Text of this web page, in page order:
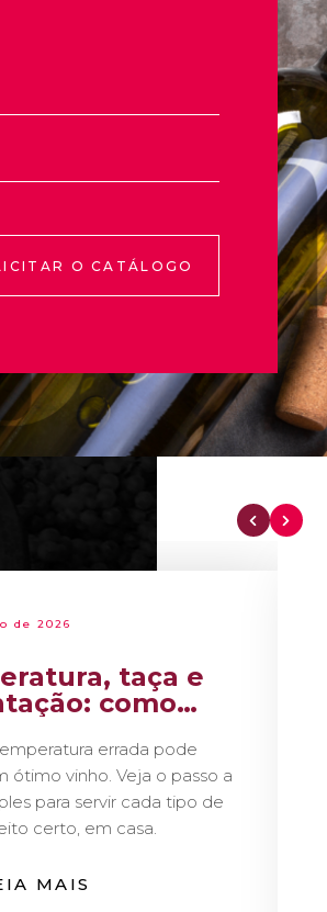
O CATÁLOGO
de 2026
taça e
como
errada pode
ótimo vinho. Veja o passo a
para servir cada tipo de
certo, em casa.
MAIS